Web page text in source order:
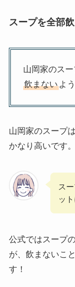
スープを全部
山岡家のス
飲まないよ
山岡家のスープ
かなり高いです。
ス
ッ
公式ではスープ
が、飲まないこ
す！